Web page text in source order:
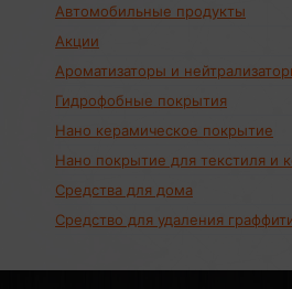
Автомобильные продукты
Акции
Ароматизаторы и
Гидрофобные покрытия
Нано керамическое покрытие
Нано покрытие для текстиля и
Средства для дома
Средство для удаления